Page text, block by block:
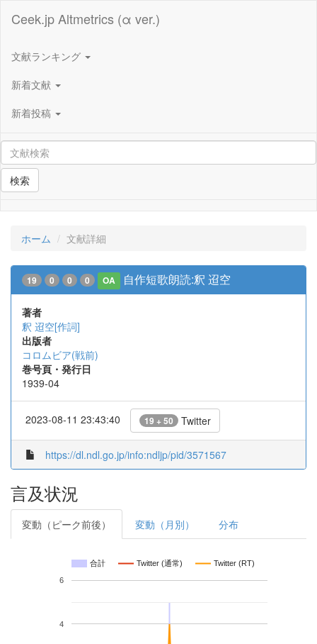
Ceek.jp Altmetrics (α ver.)
文献ランキング
新着文献
新着投稿
検索
ホーム 文献詳細
19 0 0 0 OA 自作短歌朗読:釈 迢空
著者
釈 迢空[作詞]
出版者
コロムビア(戦前)
巻号頁・発行日
1939-04
2023-08-11 23:43:40 19 + 50 Twitter
https://dl.ndl.go.jp/info:ndljp/pid/3571567
言及状況
変動（ピーク前後） 変動（月別） 分布
合計 Twitter (通常) Twitter (RT)
4
6